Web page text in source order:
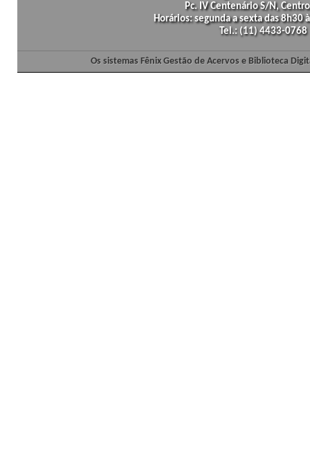
Pc. IV Centenário S/N,
Horários: segunda a sexta das
Tel.: (11) 4433-
Os sistemas Fênix Gestão de Acervos e Biblioteca